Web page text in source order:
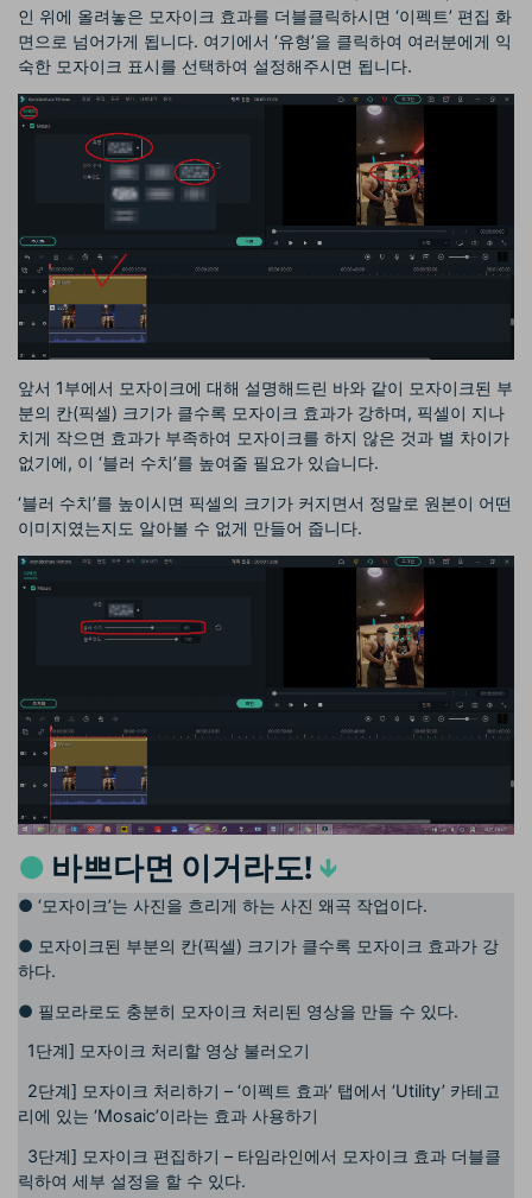
인 위에 올려놓은 모자이크 효과를 더블클릭하시면 ‘이펙트’ 편집 화
면으로 넘어가게 됩니다. 여기에서 ‘유형’을 클릭하여 여러분에게 익
숙한 모자이크 표시를 선택하여 설정해주시면 됩니다.
앞서 1부에서 모자이크에 대해 설명해드린 바와 같이 모자이크된 부
분의 칸(픽셀) 크기가 클수록 모자이크 효과가 강하며, 픽셀이 지나
치게 작으면 효과가 부족하여 모자이크를 하지 않은 것과 별 차이가
없기에, 이 ‘블러 수치’를 높여줄 필요가 있습니다.
‘블러 수치’를 높이시면 픽셀의 크기가 커지면서 정말로 원본이 어떤
이미지였는지도 알아볼 수 없게 만들어 줍니다.
● 바쁘다면 이거라도! ↓
● ‘모자이크’는 사진을 흐리게 하는 사진 왜곡 작업이다.
● 모자이크된 부분의 칸(픽셀) 크기가 클수록 모자이크 효과가 강
하다.
● 필모라로도 충분히 모자이크 처리된 영상을 만들 수 있다.
1단계] 모자이크 처리할 영상 불러오기
2단계] 모자이크 처리하기 – ‘이펙트 효과’ 탭에서 ‘Utility’ 카테고
리에 있는 ‘Mosaic’이라는 효과 사용하기
3단계] 모자이크 편집하기 – 타임라인에서 모자이크 효과 더블클
릭하여 세부 설정을 할 수 있다.